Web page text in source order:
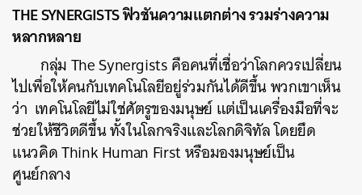
THE SYNERGISTS ฟิวชันความแตกต่าง รวมร่างความ
หลากหลาย
กลุ่ม The Synergists คือคนที่เชื่อว่าโลกควรเปลี่ยน
ไปเพื่อให้คนกับเทคโนโลยีอยู่ร่วมกันได้ดีขึ้น พวกเขาเห็น
ว่า เทคโนโลยีไม่ใช่ศัตรูของมนุษย์ แต่เป็นเครื่องมือที่จะ
ช่วยให้ชีวิตดีขึ้น ทั้งในโลกจริงและโลกดิจิทัล โดยยึด
แนวคิด Think Human First หรือมองมนุษย์เป็น
ศูนย์กลาง